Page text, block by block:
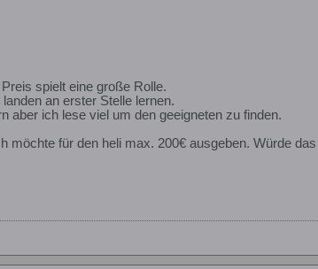
spielt eine große Rolle.
an erster Stelle lernen.
aber ich lese viel um den geeigneten zu finden.
möchte für den heli max. 200€ ausgeben. Würde